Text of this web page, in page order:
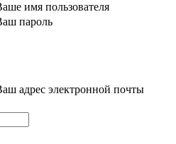
имя пользователя
пароль
адрес электронной почты